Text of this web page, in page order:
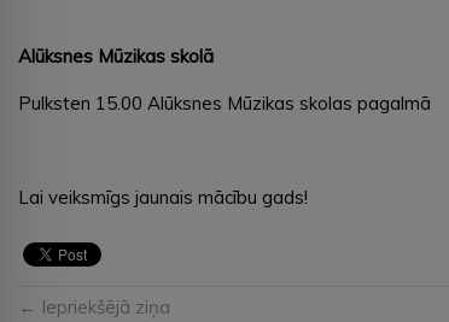
Alūksnes Mūzikas skolā
Pulksten 15.00 Alūksnes Mūzikas skolas pagalmā
Lai veiksmīgs jaunais mācību gads!
← Iepriekšējā ziņa